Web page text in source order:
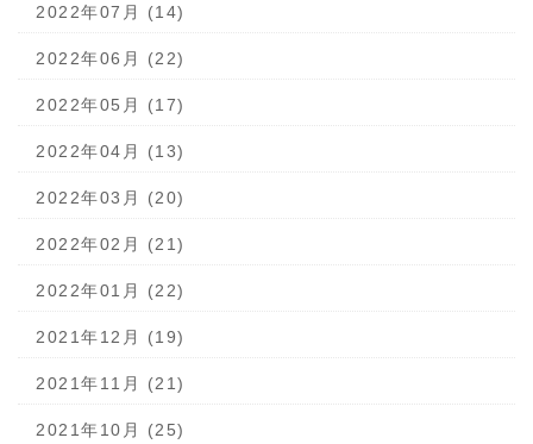
2022年07月 (14)
2022年06月 (22)
2022年05月 (17)
2022年04月 (13)
2022年03月 (20)
2022年02月 (21)
2022年01月 (22)
2021年12月 (19)
2021年11月 (21)
2021年10月 (25)